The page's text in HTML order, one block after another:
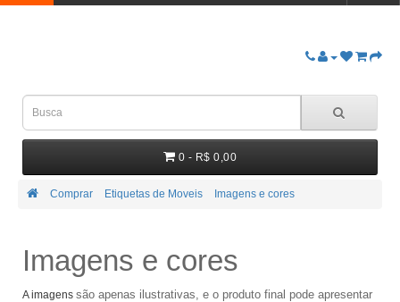
0 - R$ 0,00
Comprar Etiquetas de Moveis Imagens e cores
Imagens e cores
A imagens são apenas ilustrativas, e o produto final pode apresentar